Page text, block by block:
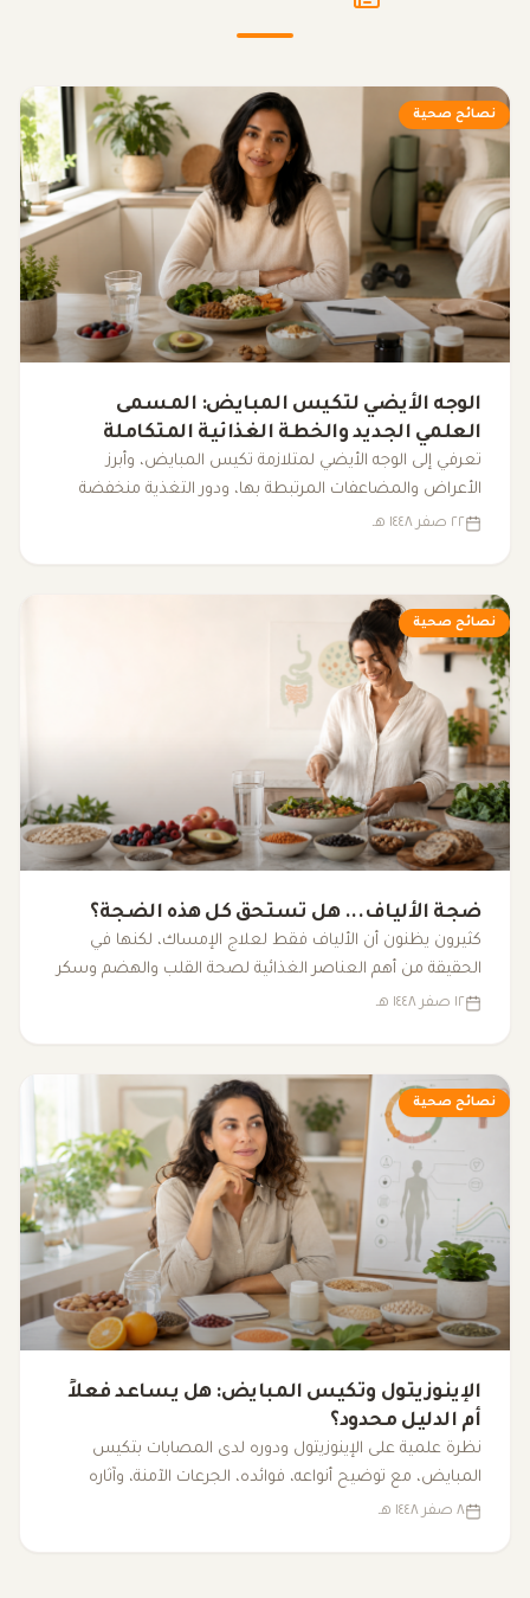
نصائح صحية
الوجه الأيضي لتكيس المبايض: المسمى
العلمي الجديد والخطة الغذائية المتكاملة
لضبط الهرمونات
تعرفي إلى الوجه الأيضي لمتلازمة تكيس المبايض، وأبرز
الأعراض والمضاعفات المرتبطة بها، ودور التغذية منخفضة
المؤشر الجلايسيمي، والرياضة، والنوم، والمكملات الغذائية في
٢٢ صفر ١٤٤٨ هـ
نصائح صحية
ضجة الألياف... هل تستحق كل هذه الضجة؟
كثيرون يظنون أن الألياف فقط لعلاج الإمساك، لكنها في
الحقيقة من أهم العناصر الغذائية لصحة القلب والهضم وسكر
الدم والبكتيريا النافعة.
١٢ صفر ١٤٤٨ هـ
نصائح صحية
الإينوزيتول وتكيس المبايض: هل يساعد فعلاً
أم الدليل محدود؟
نظرة علمية على الإينوزيتول ودوره لدى المصابات بتكيس
المبايض، مع توضيح أنواعه، فوائده، الجرعات الآمنة، وآثاره
الجانبية.
٨ صفر ١٤٤٨ هـ